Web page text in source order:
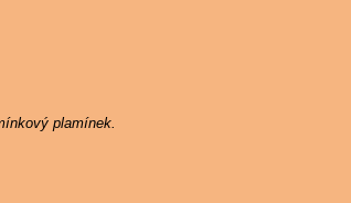
plamínek.